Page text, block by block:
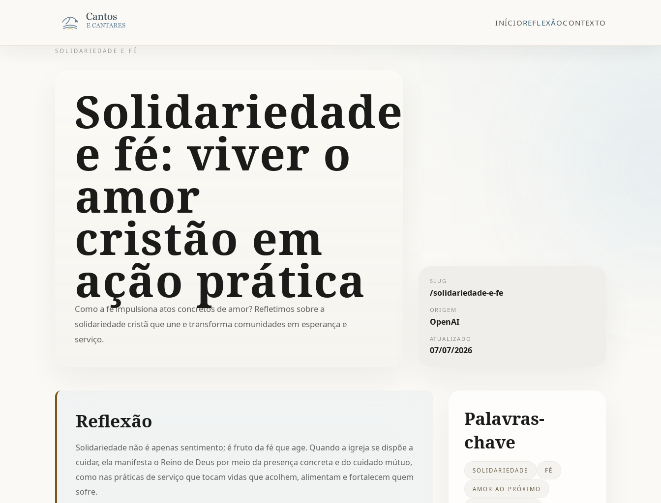
INÍCIOREFLEXÃOCONTEXTO
SOLIDARIEDADE E FÉ
Solidariedade
e fé: viver o
amor
cristão em
ação prática
Como a fé impulsiona atos concretos de amor? Refletimos sobre a
solidariedade cristã que une e transforma comunidades em esperança e
serviço.
SLUG
/solidariedade-e-fe
ORIGEM
OpenAI
ATUALIZADO
07/07/2026
Reflexão
Solidariedade não é apenas sentimento; é fruto da fé que age. Quando a igreja se dispõe a
cuidar, ela manifesta o Reino de Deus por meio da presença concreta e do cuidado mútuo,
como nas práticas de serviço que tocam vidas que acolhem, alimentam e fortalecem quem
sofre.
Palavras-
chave
SOLIDARIEDADE FÉ
AMOR AO PRÓXIMO